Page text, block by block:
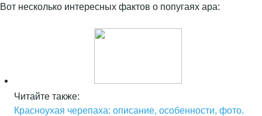
Вот несколько интересных фактов о попугаях ара:
Читайте также:
Красноухая черепаха: описание, особенности, фото.